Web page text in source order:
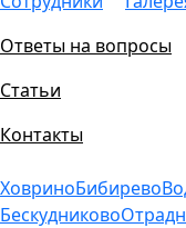
Ответы на вопросы
Статьи
Контакты
ХовриноБибирево
Бескудниково